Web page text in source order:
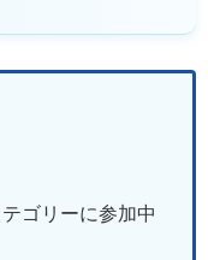
ゴリーに参加中